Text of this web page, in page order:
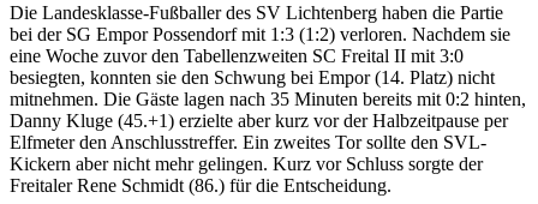
Die Landesklasse-Fußballer des SV Lichtenberg haben die Partie
bei der SG Empor Possendorf mit 1:3 (1:2) verloren. Nachdem sie
eine Woche zuvor den Tabellenzweiten SC Freital II mit 3:0
besiegten, konnten sie den Schwung bei Empor (14. Platz) nicht
mitnehmen. Die Gäste lagen nach 35 Minuten bereits mit 0:2 hinten,
Danny Kluge (45.+1) erzielte aber kurz vor der Halbzeitpause per
Elfmeter den Anschlusstreffer. Ein zweites Tor sollte den SVL-
Kickern aber nicht mehr gelingen. Kurz vor Schluss sorgte der
Freitaler Rene Schmidt (86.) für die Entscheidung.